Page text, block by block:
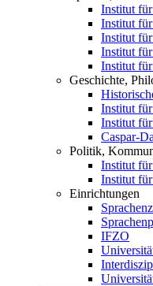
Institut
Institut
Institut
Institut
Institut
Geschichte,
Institut
Institut
Caspar-
Politik,
Institut
Institut
Einrichtungen
IFZO